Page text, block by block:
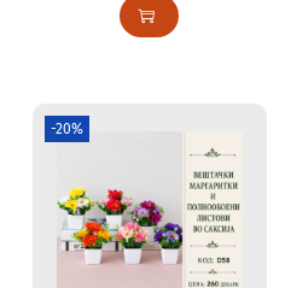
-20%